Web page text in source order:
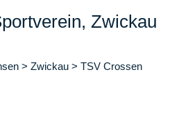
Zwickau
> Zwickau > TSV Crossen